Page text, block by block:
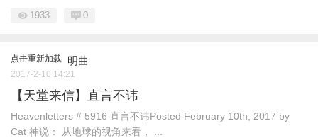
1933 0
点击重新加载 明曲
2017-2-10 14:21
【天堂来信】直言不讳
Heavenletters # 5916 直言不讳Posted February 10th, 2017 by
Cat 神说： 从地球的视角来看， ...